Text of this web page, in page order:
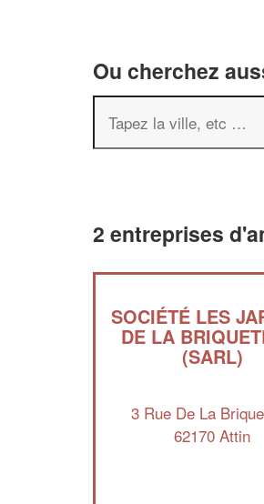
Ou cherchez
2 entreprises
SOCIÉTÉ LES
DE LA
(SARL)
3 Rue De La
62170 Attin